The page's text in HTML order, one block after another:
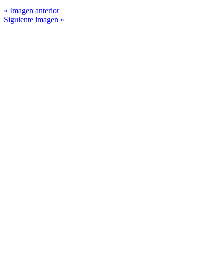
« Imagen anterior
Siguiente imagen »